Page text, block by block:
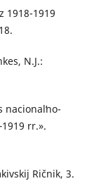
1918-1919
N.J.:
rr.».
Rіčnik, 3.